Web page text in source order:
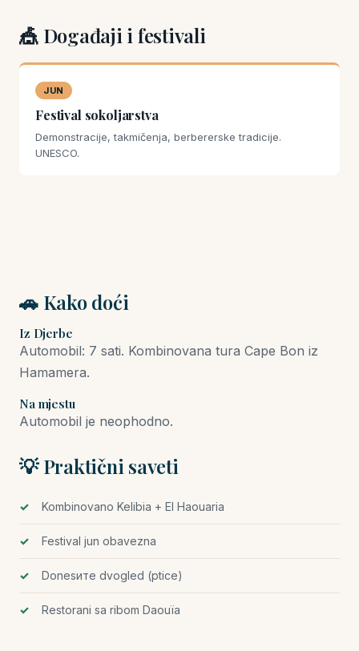
🎪 Događaji i festivali
JUN
Festival sokoljarstva
Demonstracije, takmičenja, berbererske tradicije.
UNESCO.
🚗 Kako doći
Iz Djerbe
Automobil: 7 sati. Kombinovana tura Cape Bon iz
Hamamera.
Na mjestu
Automobil je neophodno.
💡 Praktični saveti
Kombinovano Kelibia + El Haouaria
Festival jun obavezna
Donesите dvogled (ptice)
Restorani sa ribom Daouïa